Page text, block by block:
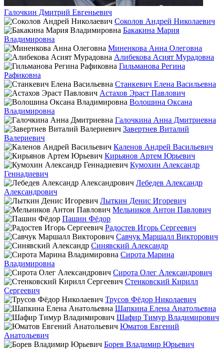
Галочкин Дмитрий Евгеньевич
Соколов Андрей Николаевич
Бакакина Мария
Владимировна
Миненкова Анна Олеговна
Алибекова Асият Мурадовна
Гильманова Регина
Рафиковна
Станкевич Елена Васильевна
Астахов Эраст Павлович
Волошина Оксана
Владимировна
Галочкина Анна Дмитриевна
Завертнев Виталий
Валериевич
Каленов Андрей Васильевич
Кирьянов Артем Юрьевич
Кумохин Александр
Геннадиевич
Лебедев Александр
Александрович
Лыткин Денис Игоревич
Мельников Антон Павлович
Пашин Фёдор
Радостев Игорь Сергеевич
Савчук Маршалл Викторович
Синявский Александр
Сирота Марина
Владимировна
Сирота Олег Александрович
Стенковский Кирилл
Сергеевич
Трусов Фёдор Николаевич
Шапкина Елена Анатольевна
Шафир Тимур Владимирович
Юматов Евгений
Анатольевич
Борев Владимир Юрьевич